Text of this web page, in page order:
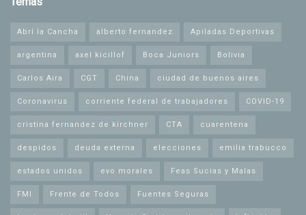
Abrí la Cancha alberto fernandez Apiladas Deportivas
argentina axel kicillof Boca Juniors Bolivia
Carlos Aira CGT China ciudad de buenos aires
Coronavirus corriente federal de trabajadores COVID-19
cristina fernandez de kirchner CTA cuarentena
despidos deuda externa elecciones emilia trabucco
estados unidos evo morales Feas Sucias y Malas
FMI Frente de Todos Fuentes Seguras